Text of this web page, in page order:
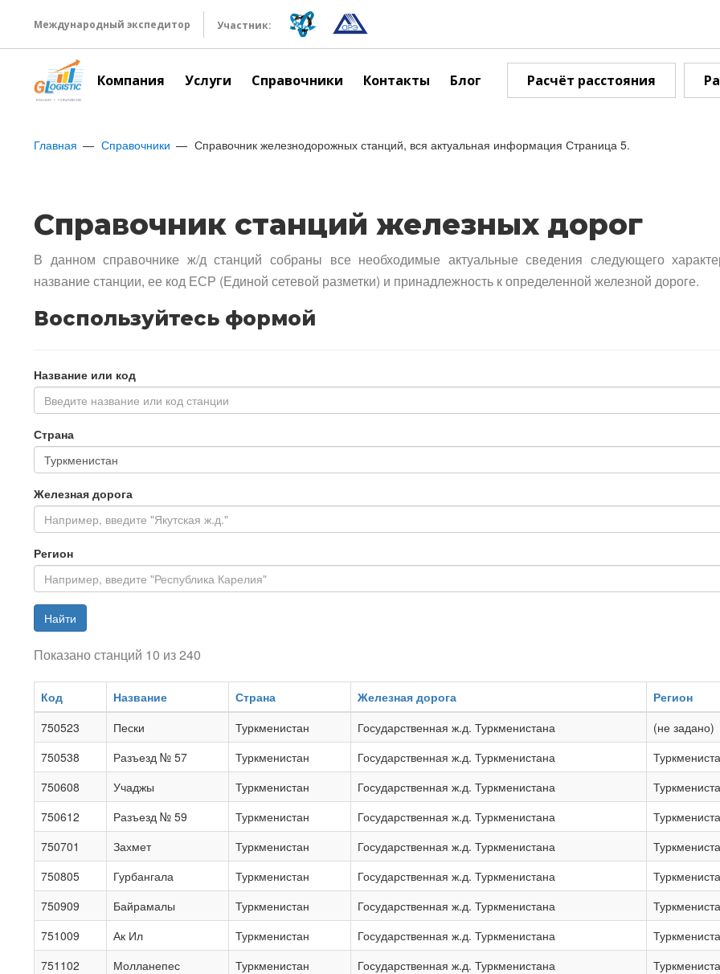
Международный экспедитор Участник:
Компания Услуги Справочники Контакты Блог Расчёт расстояния
Главная Справочники Справочник железнодорожных станций, вся актуальная информация Страница 5.
Справочник станций железных дорог
В данном справочнике ж/д станций собраны все необходимые актуальные сведения следующего
название станции, ее код ЕСР (Единой сетевой разметки) и принадлежность к определенной железной дороге.
Воспользуйтесь формой
Название или код
Введите название или код станции
Страна
Железная дорога
Регион
Найти
Показано станций 10 из 240
Код Название Страна Железная дорога
Регион
750523
Пески Туркменистан Государственная ж.д. Туркменистана
(не задано)
750538
Разъезд № 57 Туркменистан Государственная ж.д. Туркменистана
750608
Учаджы Туркменистан Государственная ж.д. Туркменистана
750612
Разъезд № 59 Туркменистан Государственная ж.д. Туркменистана
750701
Захмет Туркменистан Государственная ж.д. Туркменистана
750805
Гурбангала Туркменистан Государственная ж.д. Туркменистана
750909
Байрамалы Туркменистан Государственная ж.д. Туркменистана
751009
Ак Ил Туркменистан Государственная ж.д. Туркменистана
751102
Молланепес Туркменистан Государственная ж.д. Туркменистана